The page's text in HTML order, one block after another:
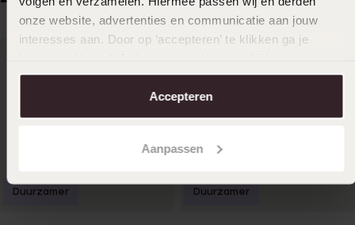
onze website, advertenties en communicatie aan jouw
interesses aan. Door op ‘accepteren’ te klikken ga je
aanpassen. Lees er meer over in onscookiebeleid.
Accepteren
Aanpassen
Duurzamer Duurzamer